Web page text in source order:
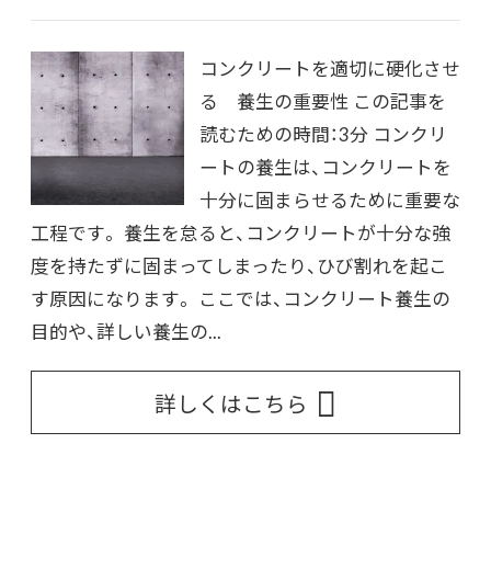
コンクリートを適切に硬化させ
る 養生の重要性 この記事を
読むための時間：3分 コンクリ
ートの養生は、コンクリートを
十分に固まらせるために重要な
工程です。 養生を怠ると、コンクリートが十分な強
度を持たずに固まってしまったり、ひび割れを起こ
す原因になります。 ここでは、コンクリート養生の
目的や、詳しい養生の...
詳しくはこちら